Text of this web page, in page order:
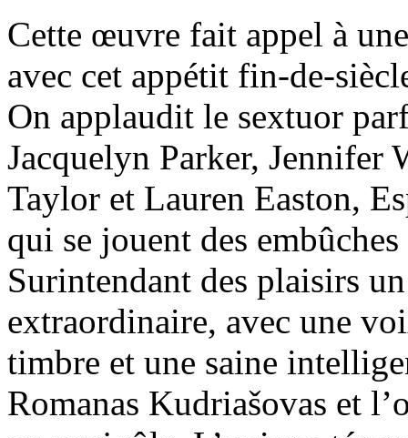
Cette œuvre fait appel à
avec cet appétit fin-de-
On applaudit le sextuor
Jacquelyn Parker,
Taylor et Lauren Easton,
qui se jouent des
Surintendant des plaisirs
extraordinaire, avec une
timbre et une saine
Romanas Kudriašovas et